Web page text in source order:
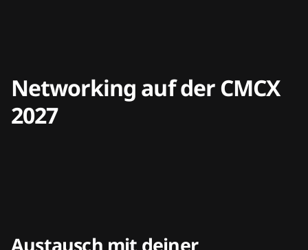
Networking auf der CMCX
2027
Austausch mit deiner